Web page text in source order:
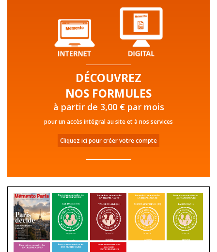
DÉCOUVREZ
NOS FORMULES
à partir de 3,00 € par mois
pour un accès intégral au site et à nos services
Cliquez ici pour créer votre compte